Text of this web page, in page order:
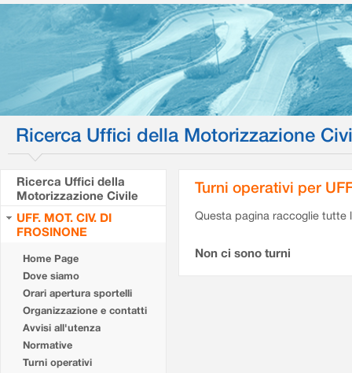
Ricerca Uffici della Motorizzazione
Ricerca Uffici della
Motorizzazione Civile
UFF. MOT. CIV. DI
FROSINONE
Home Page
Dove siamo
Orari apertura sportelli
Organizzazione e contatti
Avvisi all'utenza
Normative
Turni operativi
Turni operativi per
Questa pagina raccoglie tutte
Non ci sono turni